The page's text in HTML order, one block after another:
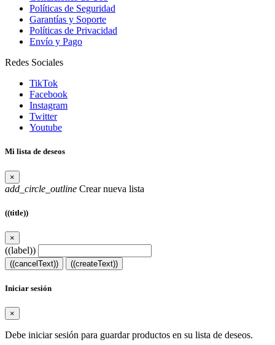
Políticas de Seguridad
Garantías y Soporte
Políticas de Privacidad
Envío y Pago
Redes Sociales
TikTok
Facebook
Instagram
Twitter
Youtube
Mi lista de deseos
×
add_circle_outline Crear nueva lista
((title))
×
((label))
((cancelText)) ((createText))
Iniciar sesión
×
Debe iniciar sesión para guardar productos en su lista de deseos.